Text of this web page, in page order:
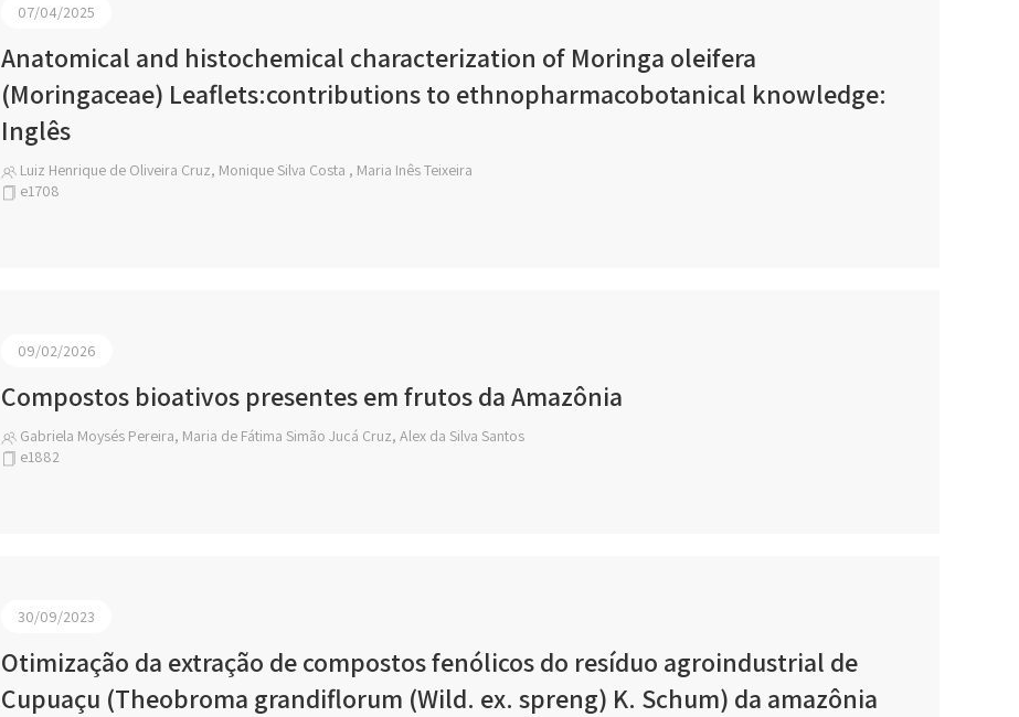
07/04/2025
Anatomical and histochemical characterization of Moringa oleifera
(Moringaceae) Leaflets:contributions to ethnopharmacobotanical knowledge:
Inglês
Luiz Henrique de Oliveira Cruz, Monique Silva Costa , Maria Inês Teixeira
e1708
09/02/2026
Compostos bioativos presentes em frutos da Amazônia
Gabriela Moysés Pereira, Maria de Fátima Simão Jucá Cruz, Alex da Silva Santos
e1882
30/09/2023
Otimização da extração de compostos fenólicos do resíduo agroindustrial de
Cupuaçu (Theobroma grandiflorum (Wild. ex. spreng) K. Schum) da amazônia